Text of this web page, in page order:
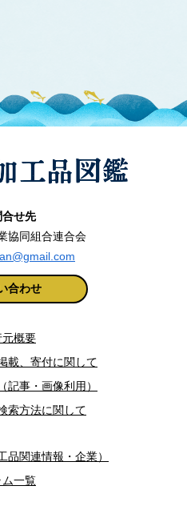
合せ先
協同組合連合会
合わせ
元概要
載、寄付に関して
記事・画像利用）
索方法に関して
品関連情報・企業）
ム一覧